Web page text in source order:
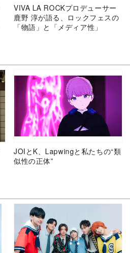
VIVA LA ROCKプロデューサー
鹿野 淳が語る、ロックフェスの
「物語」と「メディア性」
JOIとK、Lapwingと私たちの“類
似性の正体”